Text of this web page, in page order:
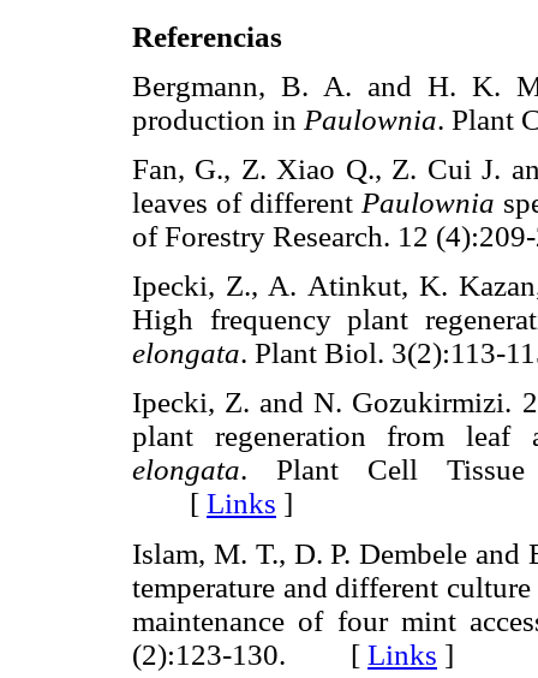
Referencias
Bergmann, B. A. and H. K.
production in Paulownia. Plant
Fan, G., Z. Xiao Q., Z. Cui J.
leaves of different Paulownia
of Forestry Research. 12
Ipecki, Z., A. Atinkut, K.
High frequency plant
elongata. Plant Biol.
Ipecki, Z. and N. Gozukirmizi.
plant regeneration from
elongata. Plant Cell Tissue
[ Links ]
Islam, M. T., D. P. Dembele
temperature and different
maintenance of four mint
(2):123-130. [ Links ]